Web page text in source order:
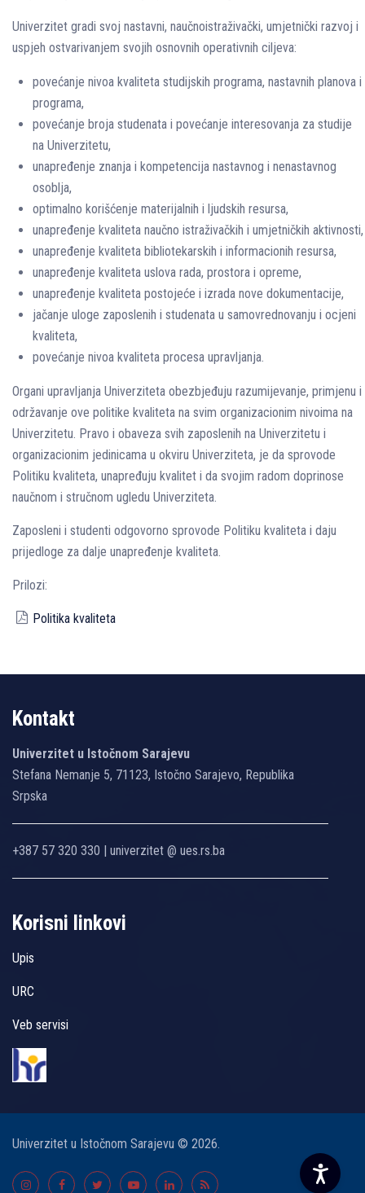
Univerzitet gradi svoj nastavni, naučnoistraživački, umjetnički razvoj i
uspjeh ostvarivanjem svojih osnovnih operativnih ciljeva:
povećanje nivoa kvaliteta studijskih programa, nastavnih planova i
programa,
povećanje broja studenata i povećanje interesovanja za studije
na Univerzitetu,
unapređenje znanja i kompetencija nastavnog i nenastavnog
osoblja,
optimalno korišćenje materijalnih i ljudskih resursa,
unapređenje kvaliteta naučno istraživačkih i umjetničkih aktivnosti,
unapređenje kvaliteta bibliotekarskih i informacionih resursa,
unapređenje kvaliteta uslova rada, prostora i opreme,
unapređenje kvaliteta postojeće i izrada nove dokumentacije,
jačanje uloge zaposlenih i studenata u samovrednovanju i ocjeni
kvaliteta,
povećanje nivoa kvaliteta procesa upravljanja.
Organi upravljanja Univerziteta obezbjeđuju razumijevanje, primjenu i
održavanje ove politike kvaliteta na svim organizacionim nivoima na
Univerzitetu. Pravo i obaveza svih zaposlenih na Univerzitetu i
organizacionim jedinicama u okviru Univerziteta, je da sprovode
Politiku kvaliteta, unapređuju kvalitet i da svojim radom doprinose
naučnom i stručnom ugledu Univerziteta.
Zaposleni i studenti odgovorno sprovode Politiku kvaliteta i daju
prijedloge za dalje unapređenje kvaliteta.
Prilozi:
Politika kvaliteta
Kontakt
Univerzitet u Istočnom Sarajevu
Stefana Nemanje 5, 71123, Istočno Sarajevo, Republika
Srpska
+387 57 320 330 | univerzitet @ ues.rs.ba
Korisni linkovi
Upis
URC
Veb servisi
Univerzitet u Istočnom Sarajevu © 2026.